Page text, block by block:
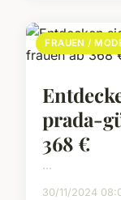
FRAUEN /
prada-
368 €
...
30/11/2024